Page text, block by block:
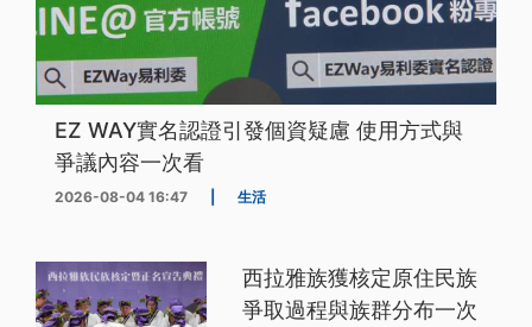
EZ WAY實名認證引發個資疑慮 使用方式與
爭議內容一次看
2026-08-04 16:47 生活
西拉雅族獲核定原住民族
爭取過程與族群分布一次